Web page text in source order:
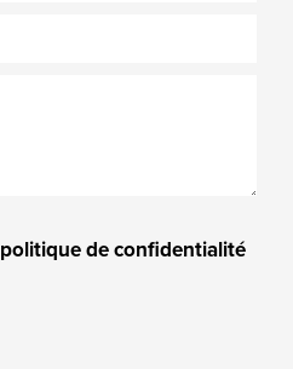
politique de confidentialité